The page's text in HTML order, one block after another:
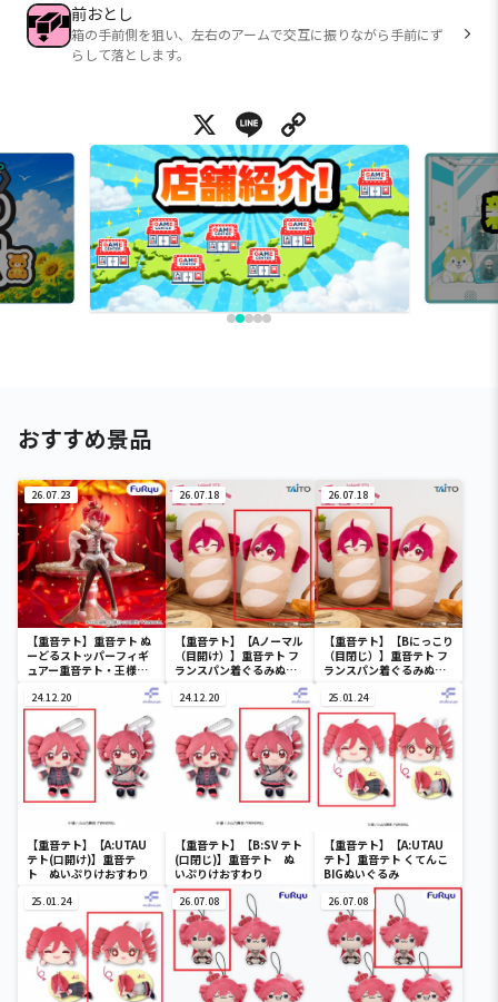
前おとし
箱の手前側を狙い、左右のアームで交互に振りながら手前にず
らして落とします。
X Line
おすすめ景品
26.07.23
【重音テト】重音テト ぬ
ーどるストッパーフィギ
ュアー重音テト・王様
26.07.18
【重音テト】【Aノーマル
（目開け）】重音テト フ
ランスパン着ぐるみぬい
26.07.18
【重音テト】【Bにっこり
（目閉じ）】重音テト フ
ランスパン着ぐるみぬい
24.12.20
【重音テト】【A:UTAU
テト(口開け)】重音テ
ト ぬいぷりけおすわり
24.12.20
【重音テト】【B:SV テト
(口閉じ)】重音テト ぬ
いぷりけおすわり
25.01.24
【重音テト】【A:UTAU
テト】重音テト くてんこ
BIGぬいぐるみ
25.01.24 26.07.08 26.07.08